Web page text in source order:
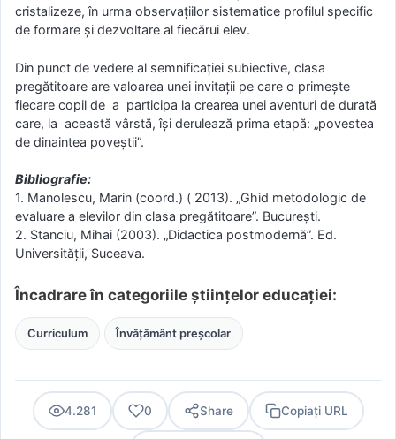
cristalizeze, în urma observaţiilor sistematice profilul specific
de formare şi dezvoltare al fiecărui elev.
Din punct de vedere al semnificaţiei subiective, clasa
pregătitoare are valoarea unei invitaţii pe care o primeşte
fiecare copil de a participa la crearea unei aventuri de durată
care, la această vârstă, îşi derulează prima etapă: „povestea
de dinaintea poveştii”.
Bibliografie:
1. Manolescu, Marin (coord.) ( 2013). „Ghid metodologic de
evaluare a elevilor din clasa pregătitoare”. Bucureşti.
2. Stanciu, Mihai (2003). „Didactica postmodernă”. Ed.
Universităţii, Suceava.
Încadrare în categoriile științelor educației:
Curriculum Învățământ preșcolar
4.281 0 Share Copiați URL